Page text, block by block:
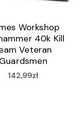
Workshop
40k Kill
Veteran
Guardsmen
142,99zł